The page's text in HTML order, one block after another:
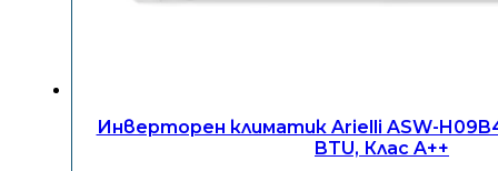
Инверторен климатик Arielli ASW-
BTU, Клас A++